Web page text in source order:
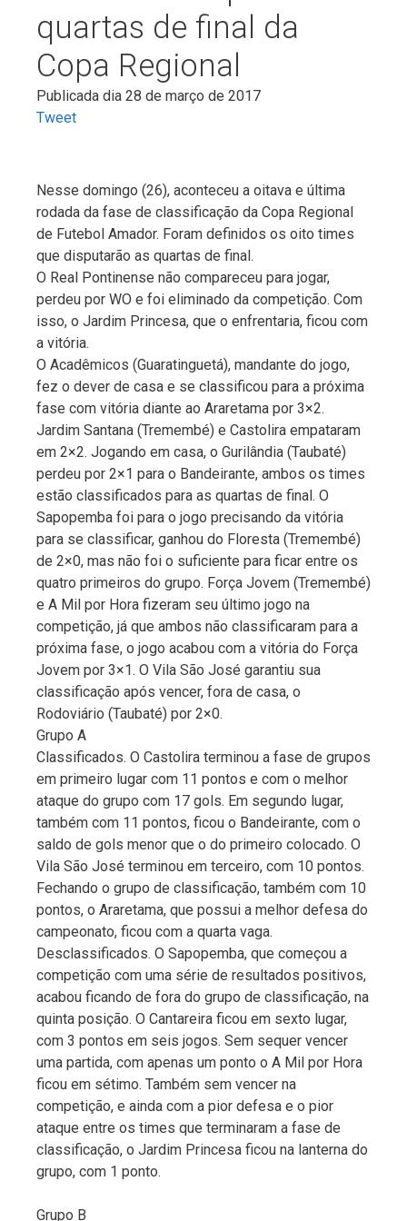
quartas de final da
Copa Regional
Publicada dia 28 de março de 2017
Tweet
Nesse domingo (26), aconteceu a oitava e última
rodada da fase de classificação da Copa Regional
de Futebol Amador. Foram definidos os oito times
que disputarão as quartas de final.
O Real Pontinense não compareceu para jogar,
perdeu por WO e foi eliminado da competição. Com
isso, o Jardim Princesa, que o enfrentaria, ficou com
a vitória.
O Acadêmicos (Guaratinguetá), mandante do jogo,
fez o dever de casa e se classificou para a próxima
fase com vitória diante ao Araretama por 3×2.
Jardim Santana (Tremembé) e Castolira empataram
em 2×2. Jogando em casa, o Gurilândia (Taubaté)
perdeu por 2×1 para o Bandeirante, ambos os times
estão classificados para as quartas de final. O
Sapopemba foi para o jogo precisando da vitória
para se classificar, ganhou do Floresta (Tremembé)
de 2×0, mas não foi o suficiente para ficar entre os
quatro primeiros do grupo. Força Jovem (Tremembé)
e A Mil por Hora fizeram seu último jogo na
competição, já que ambos não classificaram para a
próxima fase, o jogo acabou com a vitória do Força
Jovem por 3×1. O Vila São José garantiu sua
classificação após vencer, fora de casa, o
Rodoviário (Taubaté) por 2×0.
Grupo A
Classificados. O Castolira terminou a fase de grupos
em primeiro lugar com 11 pontos e com o melhor
ataque do grupo com 17 gols. Em segundo lugar,
também com 11 pontos, ficou o Bandeirante, com o
saldo de gols menor que o do primeiro colocado. O
Vila São José terminou em terceiro, com 10 pontos.
Fechando o grupo de classificação, também com 10
pontos, o Araretama, que possui a melhor defesa do
campeonato, ficou com a quarta vaga.
Desclassificados. O Sapopemba, que começou a
competição com uma série de resultados positivos,
acabou ficando de fora do grupo de classificação, na
quinta posição. O Cantareira ficou em sexto lugar,
com 3 pontos em seis jogos. Sem sequer vencer
uma partida, com apenas um ponto o A Mil por Hora
ficou em sétimo. Também sem vencer na
competição, e ainda com a pior defesa e o pior
ataque entre os times que terminaram a fase de
classificação, o Jardim Princesa ficou na lanterna do
grupo, com 1 ponto.
Grupo B